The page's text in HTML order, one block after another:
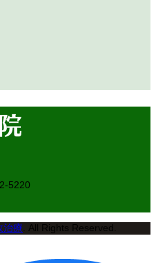
5220
治療 . All Rights Reserved.